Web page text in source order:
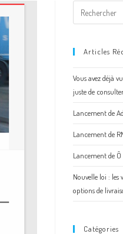
Articles
Vous avez déjà
juste de
Lancement de
Lancement de
Lancement de
Nouvelle loi :
options de
Catégories